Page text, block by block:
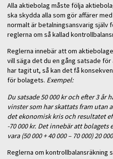
Alla aktiebolag måste följa
ska skydda alla som gör affärer
normalt är betalningsansvarig själv
reglerna om så kallad
Reglerna innebär att om
vill säga det du en gång satsade
har tagit ut, så kan det få
för bolagets. Exempel:
Du satsade 50 000 kr och efter 3 år
vinster som har skattats fram utan
det ekonomisk kris och resultatet
-70 000 kr. Det innebär att
vara (50 000 + 40 000 – 70 000) 20
Reglerna om kontrollbalansräkning